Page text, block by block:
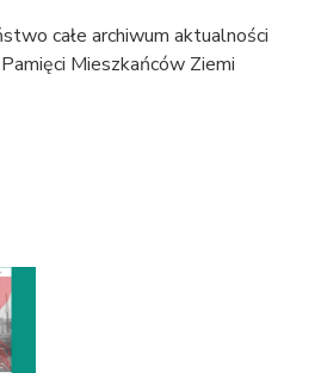
całe archiwum aktualności
Mieszkańców Ziemi